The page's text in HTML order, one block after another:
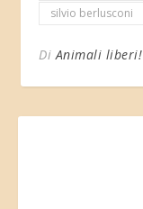
silvio berlusconi
DiAnimali liberi!